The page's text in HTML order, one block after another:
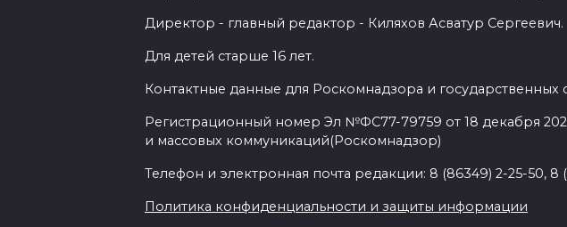
Директор - главный редактор - Киляхов Асватур Сергеевич.
Для детей старше 16 лет.
Контактные данные для Роскомнадзора и государственных
Регистрационный номер Эл №ФС77-79759 от 18 декабря
и массовых коммуникаций(Роскомнадзор)
Телефон и электронная почта редакции: 8 (86349) 2-25-50, 8
Политика конфиденциальности и защиты информации